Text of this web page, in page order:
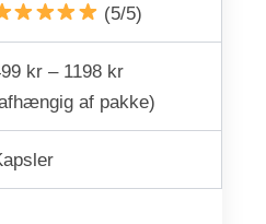
(5/5)
kr – 1198 kr
af pakke)